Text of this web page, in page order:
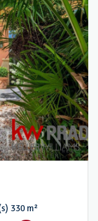
Maison 6 pièce(s) 5 chambre(s) 330 m²